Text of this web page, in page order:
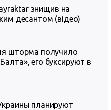
знищив на
десантом (відео)
шторма получило
его буксируют в
планируют